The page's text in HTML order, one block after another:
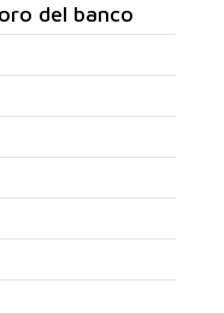
del banco